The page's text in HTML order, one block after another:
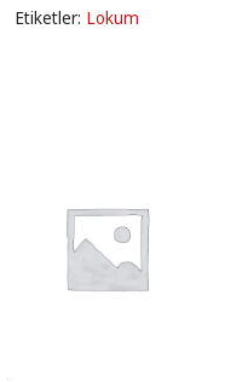
Etiketler: Lokum